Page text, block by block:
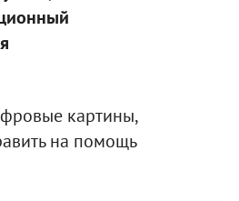
картины,
на помощь